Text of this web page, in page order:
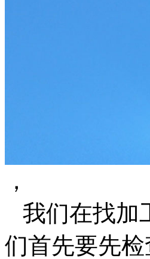
，
我们在找加
们首先要先